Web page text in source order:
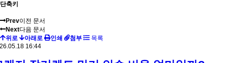
단축키
Prev이전 문서
Next다음 문서
위로
아래로 인쇄 첨부
목록
16:44